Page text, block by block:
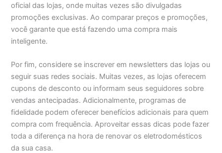
oficial das lojas, onde muitas vezes são divulgadas
promoções exclusivas. Ao comparar preços e promoções,
você garante que está fazendo uma compra mais
inteligente.
Por fim, considere se inscrever em newsletters das lojas ou
seguir suas redes sociais. Muitas vezes, as lojas oferecem
cupons de desconto ou informam seus seguidores sobre
vendas antecipadas. Adicionalmente, programas de
fidelidade podem oferecer benefícios adicionais para quem
compra com frequência. Aproveitar essas dicas pode fazer
toda a diferença na hora de renovar os eletrodomésticos
da sua casa.